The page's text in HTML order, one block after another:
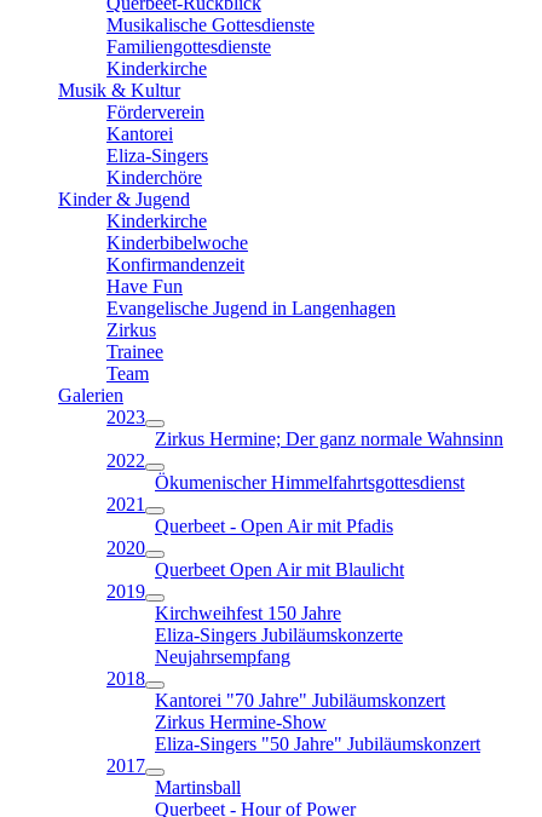
Musikalische Gottesdienste
Familiengottesdienste
Kinderkirche
Musik & Kultur
Förderverein
Kantorei
Eliza-Singers
Kinderchöre
Kinder & Jugend
Kinderkirche
Kinderbibelwoche
Konfirmandenzeit
Have Fun
Evangelische Jugend in Langenhagen
Zirkus
Trainee
Team
Galerien
2023
Zirkus Hermine; Der ganz normale Wahnsinn
2022
Ökumenischer Himmelfahrtsgottesdienst
2021
Querbeet - Open Air mit Pfadis
2020
Querbeet Open Air mit Blaulicht
2019
Kirchweihfest 150 Jahre
Eliza-Singers Jubiläumskonzerte
Neujahrsempfang
2018
Kantorei "70 Jahre" Jubiläumskonzert
Zirkus Hermine-Show
Eliza-Singers "50 Jahre" Jubiläumskonzert
2017
Martinsball
Querbeet - Hour of Power